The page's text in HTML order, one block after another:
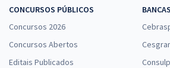
CONCURSOS PÚBLICOS
Concursos 2026
Concursos Abertos
Editais Publicados